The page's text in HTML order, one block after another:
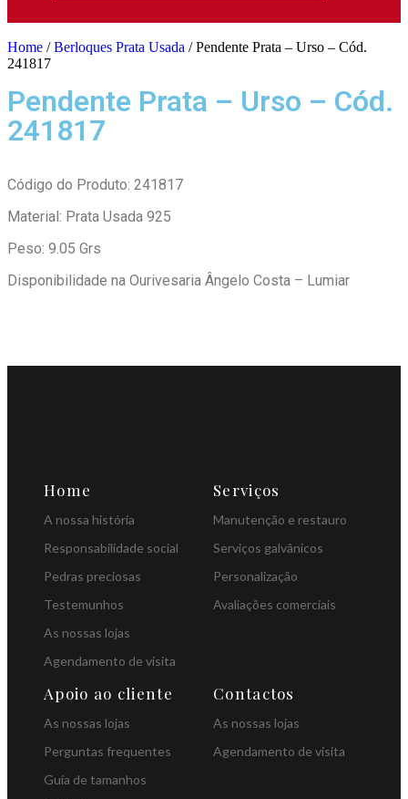
Home /Berloques Prata Usada / Pendente Prata – Urso – Cód.
241817
Pendente Prata – Urso – Cód.
241817
Código do Produto: 241817
Material: Prata Usada 925
Peso: 9.05 Grs
Disponibilidade na Ourivesaria Ângelo Costa – Lumiar
Home
A nossa história
Responsabilidade social
Pedras preciosas
Testemunhos
As nossas lojas
Agendamento de visita
Serviços
Manutenção e restauro
Serviços galvânicos
Personalização
Avaliações comerciais
Apoio ao cliente
As nossas lojas
Perguntas frequentes
Guia de tamanhos
Contactos
As nossas lojas
Agendamento de visita